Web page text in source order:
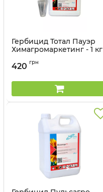
Гербицид Тотал Пауэр
Химагромаркетинг - 1 кг
420 грн